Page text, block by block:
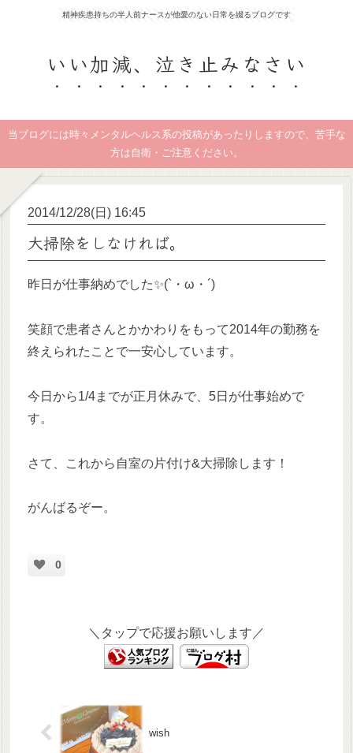
精神疾患持ちの半人前ナースが他愛のない日常を綴るブログです
いい加減、泣き止みなさい
当ブログには時々メンタルヘルス系の投稿があったりしますので、苦手な
方は自衛・ご注意ください。
2014/12/28(日) 16:45
大掃除をしなければ。
昨日が仕事納めでした✨(`・ω・´)
笑顔で患者さんとかかわりをもって2014年の勤務を
終えられたことで一安心しています。
今日から1/4までが正月休みで、5日が仕事始めで
す。
さて、これから自室の片付け&大掃除します！
がんばるぞー。
0
＼タップで応援お願いします／
wish